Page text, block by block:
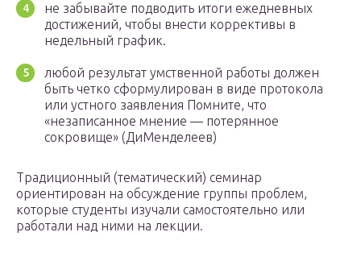
не забывайте подводить итоги ежедневных
достижений, чтобы внести коррективы в
недельный график.
любой результат умственной работы должен
быть четко сформулирован в виде протокола
или устного заявления Помните, что
«незаписанное мнение — потерянное
сокровище» (ДиМенделеев)
Традиционный (тематический) семинар
ориентирован на обсуждение группы проблем,
которые студенты изучали самостоятельно или
работали над ними на лекции.